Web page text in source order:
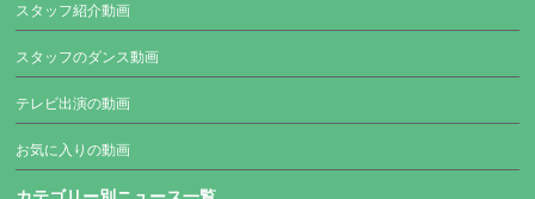
スタッフ紹介動画
スタッフのダンス動画
テレビ出演の動画
お気に入りの動画